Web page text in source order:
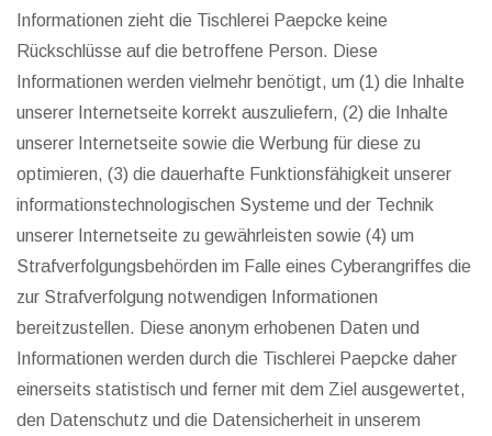
Informationen zieht die Tischlerei Paepcke keine
Rückschlüsse auf die betroffene Person. Diese
Informationen werden vielmehr benötigt, um (1) die Inhalte
unserer Internetseite korrekt auszuliefern, (2) die Inhalte
unserer Internetseite sowie die Werbung für diese zu
optimieren, (3) die dauerhafte Funktionsfähigkeit unserer
informationstechnologischen Systeme und der Technik
unserer Internetseite zu gewährleisten sowie (4) um
Strafverfolgungsbehörden im Falle eines Cyberangriffes die
zur Strafverfolgung notwendigen Informationen
bereitzustellen. Diese anonym erhobenen Daten und
Informationen werden durch die Tischlerei Paepcke daher
einerseits statistisch und ferner mit dem Ziel ausgewertet,
den Datenschutz und die Datensicherheit in unserem